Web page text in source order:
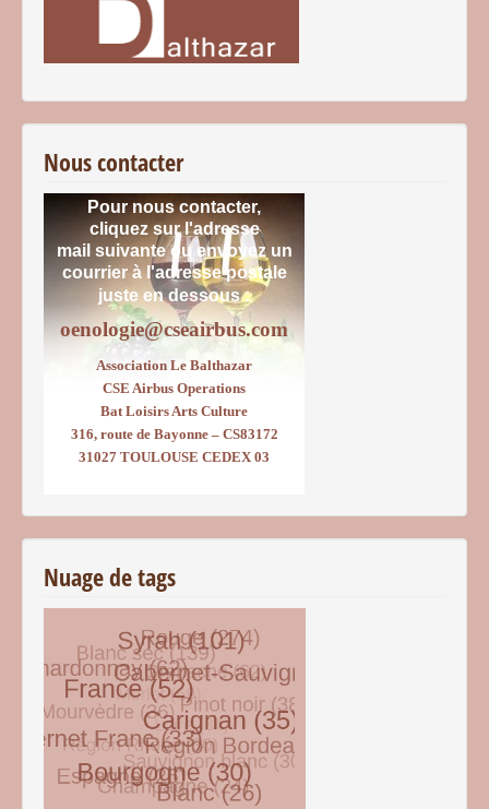
Nous contacter
Pour nous contacter,
cliquez sur l'adresse
mail suivante ou envoyez un
courrierà l'adresse postale
juste en dessous :
oenologie@cseairbus.com
Association Le Balthazar
CSE Airbus Operations
Bat Loisirs Arts Culture
316, route de Bayonne – CS83172
31027 TOULOUSE CEDEX 03
Nuage de tags